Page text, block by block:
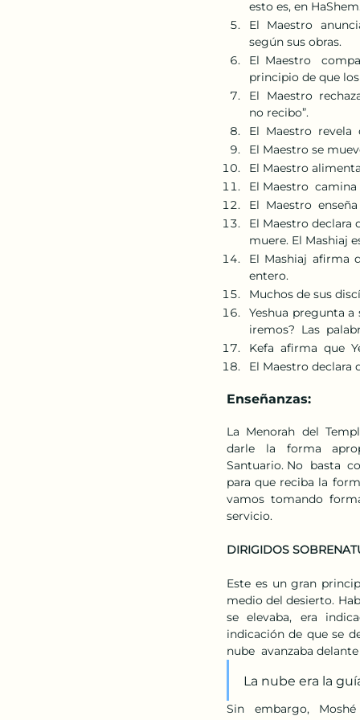
esto es, en
El  Maestro
según sus obras.
El Maestro
principio de que
El  Maestro
no recibo”.
El  Maestro  revela
El Maestro se
El Maestro
El Maestro
El  Maestro
El Maestro declara
muere. El Mashiaj
El Mashiaj afirma
entero.
Muchos de sus
Yeshua pregunta
iremos?  Las
Kefa  afirma  que
El Maestro declara
Enseñanzas:
La  Menorah  del
darle  la  forma
Santuario. No  basta
para que reciba la
vamos  tomando
servicio.
DIRIGIDOS
Este es un gran
medio del desierto.
se  elevaba,  era
indicación de que se
nube  avanzaba
La nube era la
Sin  embargo,